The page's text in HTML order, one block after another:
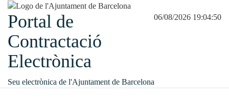
06/08/2026 19:04:50
Portal de
Contractació
Electrònica
Seu electrònica de l'Ajuntament de Barcelona